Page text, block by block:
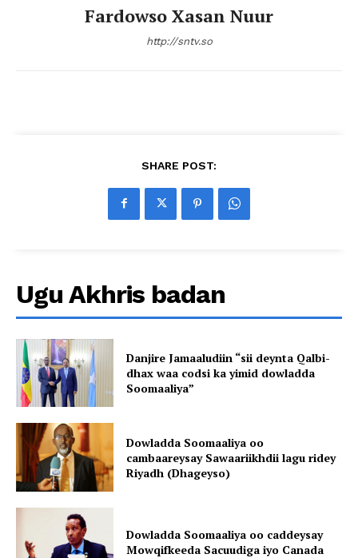
Fardowso Xasan Nuur
http://sntv.so
SHARE POST:
Ugu Akhris badan
Danjire Jamaaludiin “sii deynta Qalbi-
dhax waa codsi ka yimid dowladda
Soomaaliya”
Dowladda Soomaaliya oo
cambaareysay Sawaariikhdii lagu ridey
Riyadh (Dhageyso)
Dowladda Soomaaliya oo caddeysay
Mowqifkeeda Sacuudiga iyo Canada